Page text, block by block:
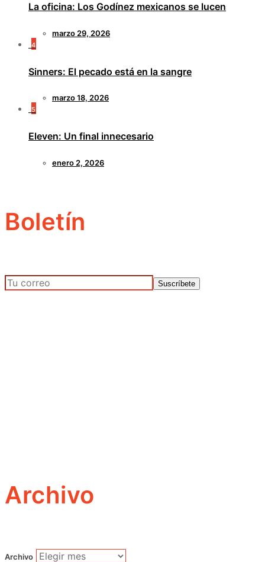
La oficina: Los Godínez mexicanos se lucen
marzo 29, 2026
4
Sinners: El pecado está en la sangre
marzo 18, 2026
5
Eleven: Un final innecesario
enero 2, 2026
Boletín
Archivo
Archivo